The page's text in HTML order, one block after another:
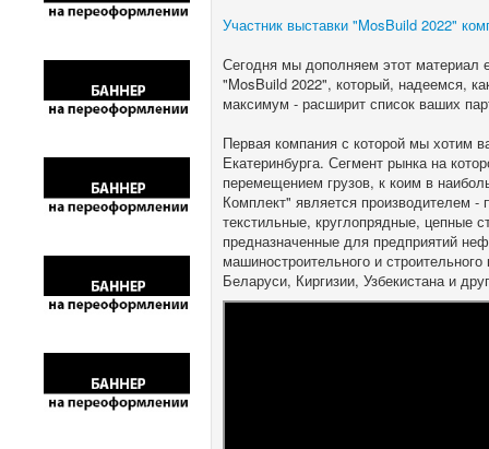
Участник выставки "MosBuild 2022"
Сегодня мы дополняем этот материал
"MosBuild 2022", который, надеемся,
максимум - расширит список ваших
Первая компания с которой мы хотим
Екатеринбурга. Сегмент рынка на
перемещением грузов, к коим в
Комплект" является производителем
текстильные, круглопрядные, цепные
предназначенные для предприятий
машиностроительного и
Беларуси, Киргизии, Узбекистана и